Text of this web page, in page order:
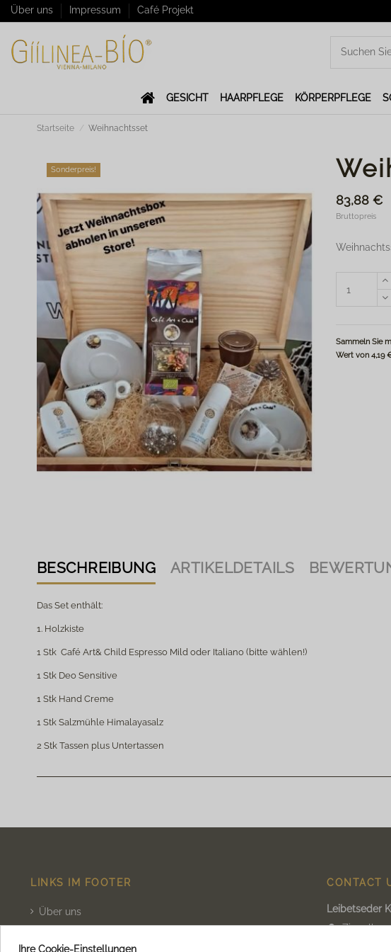
Über uns Impressum Café Projekt
GESICHT HAARPFLEGE KÖRPERPFLEGE
Startseite Weihnachtsset
Sonderpreis!
83,88 €
Bruttopreis
Sammeln Sie
Wert von4,19
BESCHREIBUNG ARTIKELDETAILS
Das Set enthält:
1. Holzkiste
1 Stk Café Art& Child Espresso Mild oder Italiano (bitte wählen!)
1 Stk Deo Sensitive
1 Stk Hand Creme
1 Stk Salzmühle Himalayasalz
2 Stk Tassen plus Untertassen
noch keine Bewertungen
LINKS IM FOOTER
Über uns
Impressum
CONTACT
Leibetseder
Ihre Cookie-Einstellungen